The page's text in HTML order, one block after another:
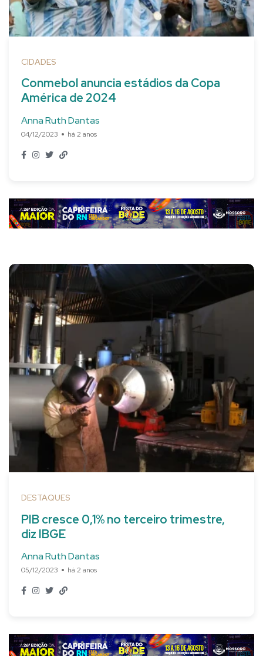
CIDADES
Conmebol anuncia estádios da Copa
América de 2024
Anna Ruth Dantas
04/12/2023 há 2 anos
DESTAQUES
PIB cresce 0,1% no terceiro trimestre,
diz IBGE
Anna Ruth Dantas
05/12/2023 há 2 anos